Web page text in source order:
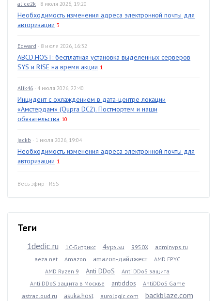
alice2k · 8 июля 2026, 19:20
Необходимость изменения адреса электронной почты для
авторизации 3
Edward · 8 июля 2026, 16:32
ABCD.HOST: бесплатная установка выделенных серверов
SYS и RISE на время акции 1
Alik46 · 4 июля 2026, 22:40
Инцидент с охлаждением в дата-центре локации
«Амстердам» (Qupra DC2). Постмортем и наши
обязательства 10
jackb · 1 июля 2026, 19:04
Необходимость изменения адреса электронной почты для
авторизации 1
Весь эфир · RSS
Теги
1dedic.ru 1С-Битрикс 4vps.su 9950X
adminvps.ru
aeza.net
Amazon amazon-дайджест
AMD EPYC
AMD Ryzen 9
Anti DDoS
Anti DDoS защита
Anti DDoS защита в Москве
antiddos
AntiDDoS Game
astracloud.ru
asuka.host aurologic.com backblaze.com